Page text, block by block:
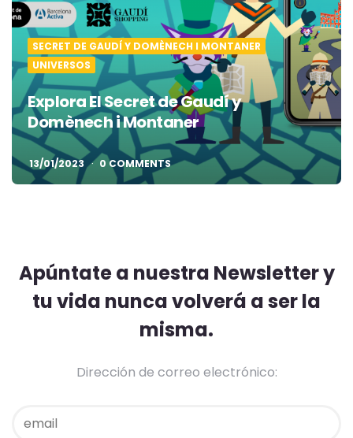
SECRET DE GAUDÍ Y DOMÈNECH I MONTANER
UNIVERSOS
Explora El Secret de Gaudí y
Domènech i Montaner
13/01/2023 0 COMMENTS
Apúntate a nuestra Newsletter y
tu vida nunca volverá a ser la
misma.
Dirección de correo electrónico: